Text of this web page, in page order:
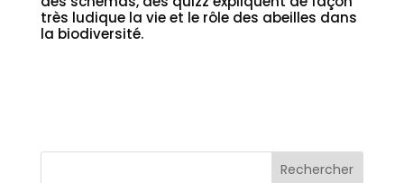
très ludique la vie et le rôle des abeilles dans
la biodiversité.